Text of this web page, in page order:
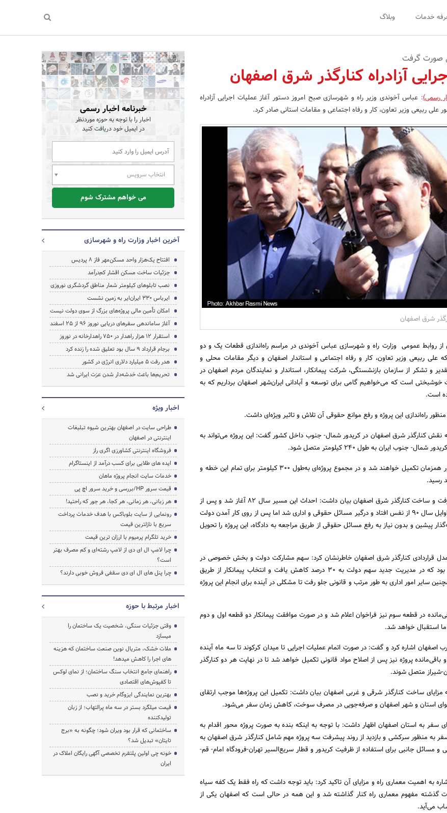
خدمات وبلاگ
جستجو
صورت گرفت
آزادراه کنارگذر شرق اصفهان
رسمی): عباس آخوندی وزیر راه و شهرسازی صبح امروز دستور آغاز عملیات اجرایی آزادراه
علی ربیعی وزیر تعاون، کار و رفاه اجتماعی و مقامات استانی صادر کرد.
شرق اصفهان
روابط عمومی وزارت راه و شهرسازی عباس آخوندی در مراسم راه‌اندازی قطعات یک و دو
علی ربیعی وزیر تعاون، کار و رفاه اجتماعی و استاندار اصفهان و دیگر مقامات محلی و
و تشکر از سازمان بازنشستگی،‌ شرکت پیمانکار، استاندار و نمایندگان مردم اصفهان در
است که می‌خواهیم گامی برای توسعه و آبادانی ایران‌شهر اصفهان برداریم که به
است.
راه‌اندازی این پروژه و رفع موانع حقوقی آن تلاش و تاثیر ویژه‌ای داشت.
نقش کنارگذر شرق اصفهان در کریدور شمال- جنوب داخل کشور گفت: این پروژه می‌تواند به
جنوب ایران به طول 240 کیلومتر متصل شود.
وی افزود: این دو آزادراه به طور همزمان تکمیل خواهند شد و در مجموع پروژه‌ای به‌طول 300 کیلومتر برای تمام این خطه و
رسید.
آخوندی با اشاره به روند پیشرفت و ساخت کنارگذر شرق اصفهان بیان داشت: احداث این مسیر سال 82 آغاز شد و پس از
سپری کردن روند پیشرفت در اوایل سال 90 از نفس افتاد و درگیر مسائل حقوقی و اداری شد اما پس از روی کار آمدن دولت
پیشین و بدون نیاز به رفع مسائل حقوقی از طریق مراجعه به دادگاه، این پروژه را تحویل
مدل قراردادی کنارگذر شرق اصفهان خاطرنشان کرد: سهم مشارکت دولت و بخش خصوصی در
قرارداد قبلی به صورت 50-50 بود که در مدیریت جدید سهم دولت به 30 درصد کاهش یافت و انتخاب پیمانکار از طریق
سایر امور اداری به طور مرتب و قانونی جلو رفت تا مشکلی در آینده برای انجام این پروژه
30 کیلومتر باقی‌مانده در قطعه سوم نیز فراخوان اعلام شد و در صورت موافقت پیمانکار دو قطعه اول و دوم
استقبال خواهد شد.
اصفهان اشاره کرد و گفت:‌ در صورت اتمام عملیات اجرایی تا میدان کرکوند تا سه ماه آینده
پروژه نیز پس از اصلاح مواد قانونی تکمیل خواهد شد تا در نهایت هر دو کنارگذر
شیراز متصل شوند.
مزایای ساخت کنارگذر شرقی و غربی اصفهان بیان داشت: تکمیل این پروژه‌ها موجب ارتقای
استان و شهر اصفهان و صرفه‌جویی در مصرف سوخت،‌ کاهش زمان سفر می‌شود.
سفر به استان اصفهان اظهار داشت: با توجه به اینکه بنده به صورت پروژه محور اقدام به
به منظور سرکشی و بازدید از روند پیشرفت سه پروژه مهم شامل کنارگذر شرق اصفهان به
و مسائل جانبی برای استفاده از ظرفیت کریدور و قطار سریع‌السیر تهران-‌فرودگاه امام- قم-
به اهمیت معماری راه و مزایای آن تاکید کرد: باید توجه داشت که راه فقط یک کفه سیاه
گذشته مفهوم معماری راه کنار گذاشته شد و این همه در حالی است که اصفهان یکی از
می‌آید.
خبرنامه اخبار رسمی
اخبار را با توجه به حوزه موردنظر
در ایمیل خود دریافت کنید
انتخاب سرویس
می خواهم مشترک شوم
آخرین اخبار وزارت راه و شهرسازی
افتتاح یک‌هزار واحد مسکن‌مهر فاز ۸ پردیس
جزئیات ساخت مسکن اقشار کم‌درآمد
نصب تابلوهای کیلومتر شمار مناطق گردشگری نوروزی
ایرباس ۳۳۰ ایران‌ایر به زمین نشست
امکان تأمین مالی پروژه‌های بزرگ از سوی دولت نیست
آغاز ساماندهی سفرهای دریایی نوروز ۹۶ از ۲۵ اسفند‌
استقرار ۱۲ هزار راهدار در ۷۵۰ راهدارخانه در نوروز
برجام قرارداد ۹ سال بود تعلیق شده را زنده کرد
هدر رفت ۵ میلیارد دلاری انرژی در کشور
تحریم‌ها باعث خدشه‌دار شدن عزت ایرانی شد
اخبار ویژه
طراحی سایت در اصفهان بهترین شیوه تبلیغات
اینترنتی در اصفهان
فروشگاه اینترنتی کشاورزی اگری راز
ایده های طلایی برای کسب درآمد از اینستاگرام
خدمات سایت انجام پروژه ماهان
قیمت سرور HP/بررسی و خرید سرور اچ پی
هر زبانی، هر زمانی، هر کجا، هر جور که راحتید!
رونمایی از سایت بلوباکس با هدف خدمات پرداخت
سریع با نازلترین قیمت
خرید تلگرام پرمیوم با ارزان ترین قیمت
چرا لامپ ال ای دی از لامپ رشته‌ای و کم مصرف بهتر
است؟
چرا پنل های ال ای دی سقفی فروش خوبی دارند؟
اخبار مرتبط با حوزه
وقتی جزئیات سنگی، شخصیت یک ساختمان را
میسازد
ملات خشک، متریال نوین صنعت ساختمان که هزینه‌
های اجرا را کاهش میدهد!
راهنمای جامع انتخاب سنگ ساختمان؛ از نمای لوکس
تا کفپوش‌های اقتصادی
بهترین نمایندگی ایزوگام خرید و نصب
قیمت میلگرد بستر در سه ماه پرالتهاب؛ از زبان
تولیدکننده
ساختمانی که قرار بود ویران شود؛ چگونه به «برج
تایتان» تبدیل شد؟
خونه چی اولین پلتفرم تخصصی آگهی رایگان املاک در
ایران